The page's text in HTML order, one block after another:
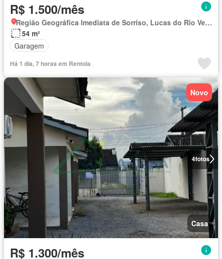
R$ 1.500/mês
Região Geográfica Imediata de Sorriso, Lucas do Rio Verde
54 m²
Garagem
Há 1 dia, 7 horas em Rentola
4fotos
Novo
Casa
R$ 1.300/mês